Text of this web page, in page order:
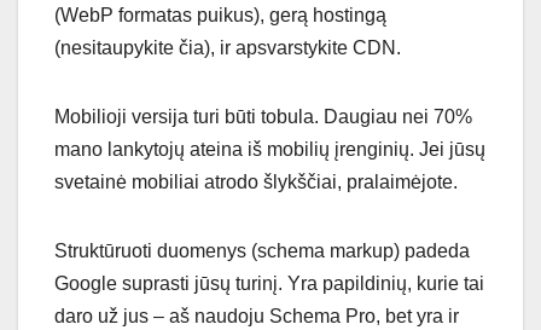
(WebP formatas puikus), gerą hostingą
(nesitaupykite čia), ir apsvarstykite CDN.
Mobilioji versija turi būti tobula. Daugiau nei 70%
mano lankytojų ateina iš mobilių įrenginių. Jei jūsų
svetainė mobiliai atrodo šlykščiai, pralaimėjote.
Struktūruoti duomenys (schema markup) padeda
Google suprasti jūsų turinį. Yra papildinių, kurie tai
daro už jus – aš naudoju Schema Pro, bet yra ir